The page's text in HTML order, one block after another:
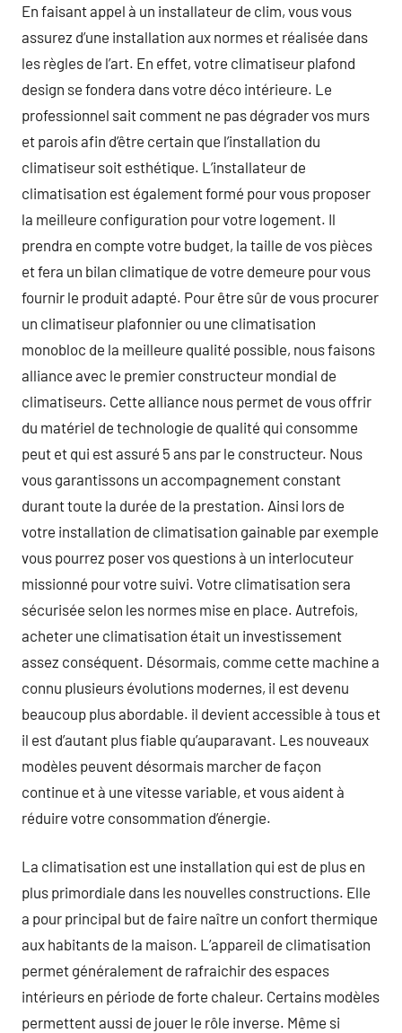
En faisant appel à un installateur de clim, vous vous
assurez d’une installation aux normes et réalisée dans
les règles de l’art. En effet, votre climatiseur plafond
design se fondera dans votre déco intérieure. Le
professionnel sait comment ne pas dégrader vos murs
et parois afin d’être certain que l’installation du
climatiseur soit esthétique. L’installateur de
climatisation est également formé pour vous proposer
la meilleure configuration pour votre logement. Il
prendra en compte votre budget, la taille de vos pièces
et fera un bilan climatique de votre demeure pour vous
fournir le produit adapté. Pour être sûr de vous procurer
un climatiseur plafonnier ou une climatisation
monobloc de la meilleure qualité possible, nous faisons
alliance avec le premier constructeur mondial de
climatiseurs. Cette alliance nous permet de vous offrir
du matériel de technologie de qualité qui consomme
peut et qui est assuré 5 ans par le constructeur. Nous
vous garantissons un accompagnement constant
durant toute la durée de la prestation. Ainsi lors de
votre installation de climatisation gainable par exemple
vous pourrez poser vos questions à un interlocuteur
missionné pour votre suivi. Votre climatisation sera
sécurisée selon les normes mise en place. Autrefois,
acheter une climatisation était un investissement
assez conséquent. Désormais, comme cette machine a
connu plusieurs évolutions modernes, il est devenu
beaucoup plus abordable. il devient accessible à tous et
il est d’autant plus fiable qu’auparavant. Les nouveaux
modèles peuvent désormais marcher de façon
continue et à une vitesse variable, et vous aident à
réduire votre consommation d’énergie.
La climatisation est une installation qui est de plus en
plus primordiale dans les nouvelles constructions. Elle
a pour principal but de faire naître un confort thermique
aux habitants de la maison. L’appareil de climatisation
permet généralement de rafraichir des espaces
intérieurs en période de forte chaleur. Certains modèles
permettent aussi de jouer le rôle inverse. Même si